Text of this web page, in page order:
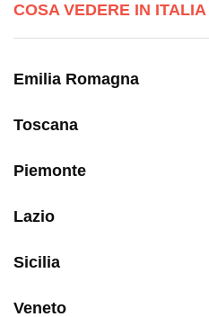
COSA VEDERE IN ITALIA
Emilia Romagna
Toscana
Piemonte
Lazio
Sicilia
Veneto